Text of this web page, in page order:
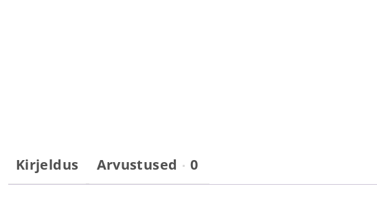
Kirjeldus Arvustused 0